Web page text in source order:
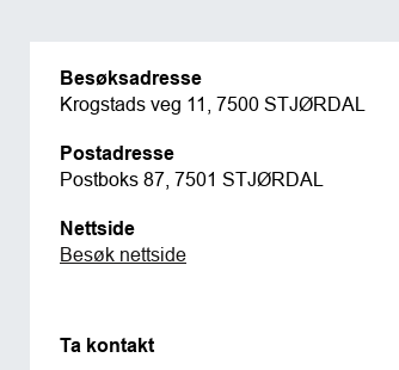
Besøksadresse
Krogstads veg 11, 7500 STJØRDAL
Postadresse
Postboks 87, 7501 STJØRDAL
Nettside
Besøk nettside
Ta kontakt